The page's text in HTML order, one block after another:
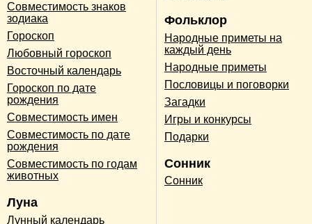
Совместимость знаков
зодиака
Гороскоп
Любовный гороскоп
Восточный календарь
Гороскоп по дате
рождения
Совместимость имен
Совместимость по дате
рождения
Совместимость по годам
животных
Луна
Лунный календарь
Фольклор
Народные приметы на
каждый день
Народные приметы
Пословицы и поговорки
Загадки
Игры и конкурсы
Подарки
Сонник
Сонник